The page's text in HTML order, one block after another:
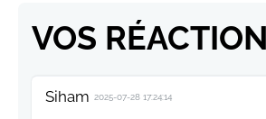
VOS
Siham 2025-07-28 17:24:14